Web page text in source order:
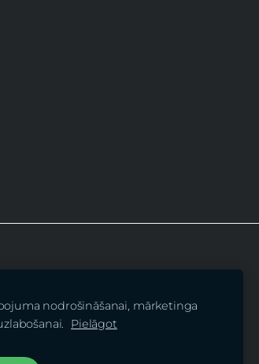
nodrošināšanai, mārketinga
Pielāgot